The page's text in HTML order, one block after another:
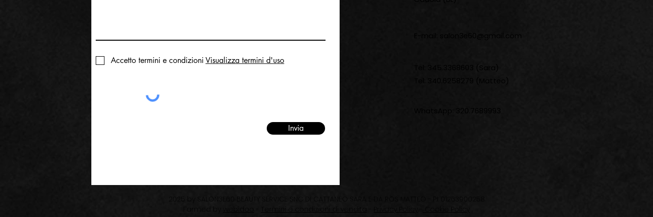
Accetto termini e condizioni Visualizza termini d'uso
Invia